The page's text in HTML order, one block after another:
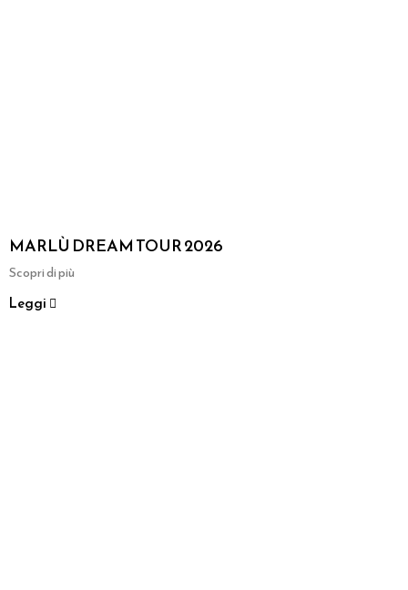
MARLÙ DREAM TOUR 2026
Scopri di più
Leggi